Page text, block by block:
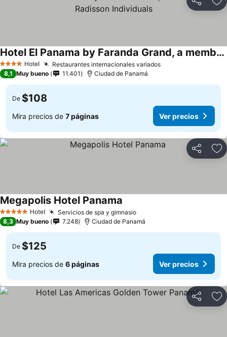
Compartir
4 EstrellasHotel Restaurantes internacionales variados
Hotel El Panama by Faranda Grand, a member of Radisson Individuals
8,1 Muy bueno 11.401 Ciudad de Panamá
De $108
Mira precios de 7 páginas Ver precios
Compartir
5 Estrellas Hotel Servicios de spa y gimnasio
Megapolis Hotel Panama
8,3 Muy bueno 7.248 Ciudad de Panamá
De $125
Mira precios de 6 páginas Ver precios
Compartir